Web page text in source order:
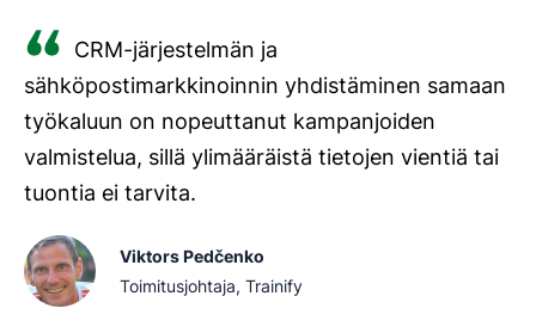
CRM-järjestelmän ja
sähköpostimarkkinoinnin yhdistäminen samaan
työkaluun on nopeuttanut kampanjoiden
valmistelua, sillä ylimääräistä tietojen vientiä tai
tuontia ei tarvita.
Viktors Pedčenko
Toimitusjohtaja, Trainify